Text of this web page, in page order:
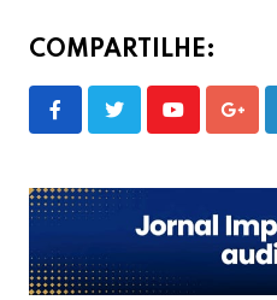
COMPARTILHE:
Youtube